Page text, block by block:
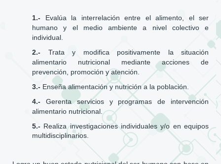
1.- Evalúa la interrelación entre el alimento, el ser
humano y el medio ambiente a nivel colectivo e
individual.
2.- Trata y modifica positivamente la situación
alimentario nutricional mediante acciones de
prevención, promoción y atención.
3.- Enseña alimentación y nutrición a la población.
4.- Gerenta servicios y programas de intervención
alimentario nutricional.
5.- Realiza investigaciones individuales y/o en equipos
multidisciplinarios.